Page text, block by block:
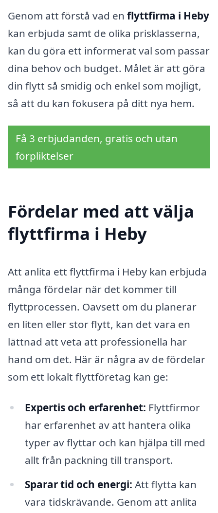
Genom att förstå vad en flyttfirma i Heby
kan erbjuda samt de olika prisklasserna,
kan du göra ett informerat val som passar
dina behov och budget. Målet är att göra
din flytt så smidig och enkel som möjligt,
så att du kan fokusera på ditt nya hem.
Få 3 erbjudanden, gratis och utan
förpliktelser
Fördelar med att välja
flyttfirma i Heby
Att anlita ett flyttfirma i Heby kan erbjuda
många fördelar när det kommer till
flyttprocessen. Oavsett om du planerar
en liten eller stor flytt, kan det vara en
lättnad att veta att professionella har
hand om det. Här är några av de fördelar
som ett lokalt flyttföretag kan ge:
Expertis och erfarenhet: Flyttfirmor
har erfarenhet av att hantera olika
typer av flyttar och kan hjälpa till med
allt från packning till transport.
Sparar tid och energi: Att flytta kan
vara tidskrävande. Genom att anlita